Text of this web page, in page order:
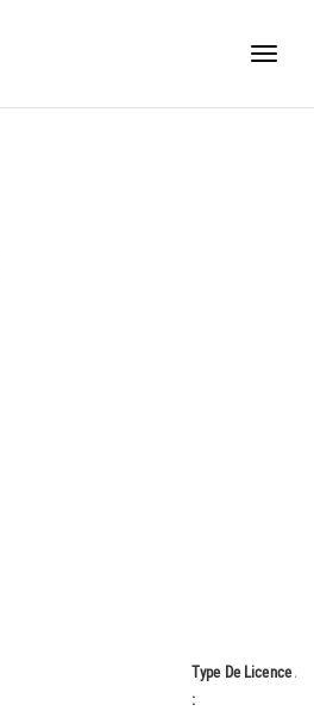
Toggle
Type De Licence
:
A